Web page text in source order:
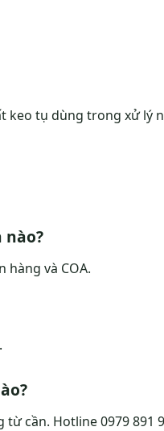
tụ dùng trong xử lý
nào?
hàng và COA.
cần. Hotline 0979 891